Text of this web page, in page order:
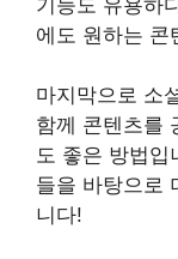
기능도 유용하
에도 원하는 콘
마지막으로 소
함께 콘텐츠를
도 좋은 방법입
들을 바탕으로
니다!